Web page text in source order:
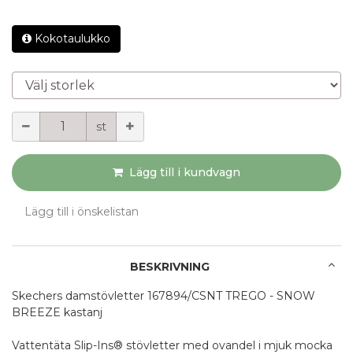
Kokotaulukko
Välj storlek
st
Lägg till i kundvagn
Lägg till i önskelistan
BESKRIVNING
Skechers damstövletter 167894/CSNT TREGO - SNOW
BREEZE kastanj
Vattentäta Slip-Ins® stövletter med ovandel i mjuk mocka